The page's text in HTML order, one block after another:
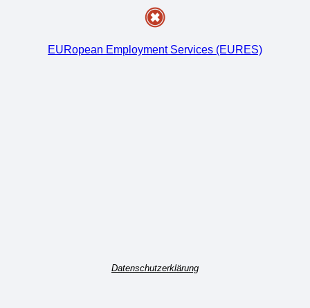
EURopean Employment Services (EURES)
Datenschutzerklärung